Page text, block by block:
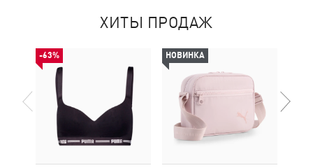
ХИТЫ ПРОДАЖ
-63% НОВИНКА